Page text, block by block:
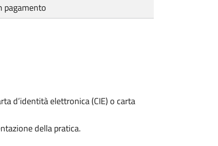
pagamento
d’identità elettronica (CIE) o carta
della pratica.